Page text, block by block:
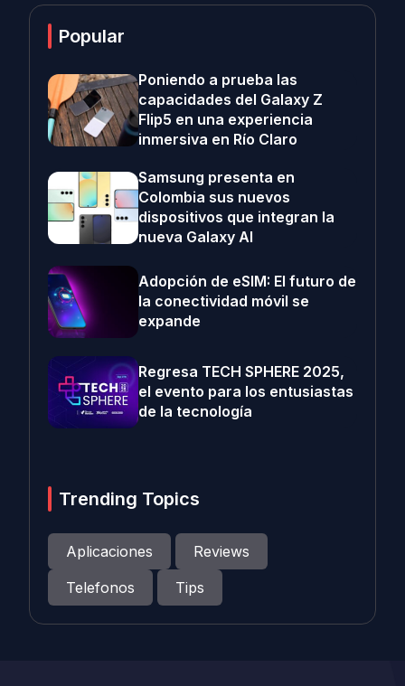
Popular
Poniendo a prueba las
capacidades del Galaxy Z
Flip5 en una experiencia
inmersiva en Río Claro
Samsung presenta en
Colombia sus nuevos
dispositivos que integran la
nueva Galaxy AI
Adopción de eSIM: El futuro de
la conectividad móvil se
expande
Regresa TECH SPHERE 2025,
el evento para los entusiastas
de la tecnología
Trending Topics
Aplicaciones
Reviews
Telefonos
Tips